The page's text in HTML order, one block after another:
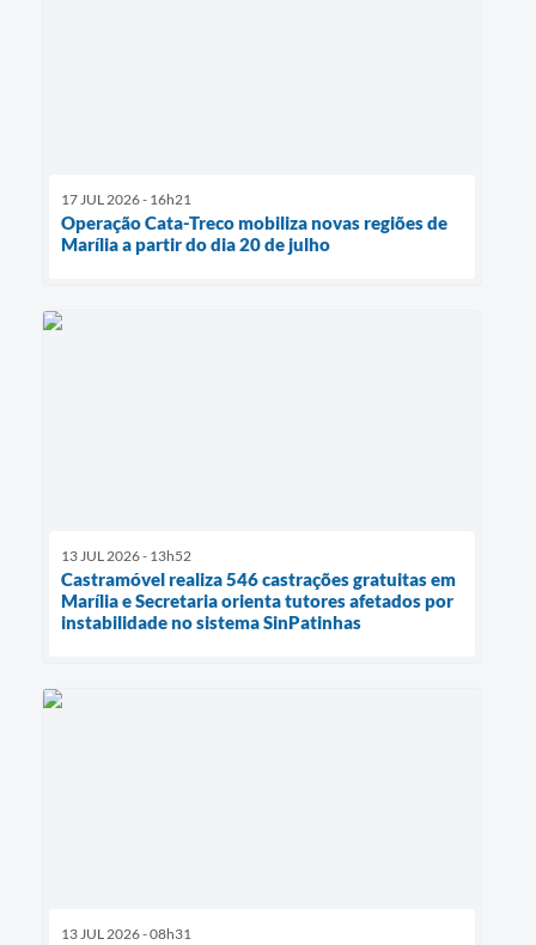
17 JUL 2026 - 16h21
Operação Cata-Treco mobiliza novas regiões de
Marília a partir do dia 20 de julho
13 JUL 2026 - 13h52
Castramóvel realiza 546 castrações gratuitas em
Marília e Secretaria orienta tutores afetados por
instabilidade no sistema SinPatinhas
13 JUL 2026 - 08h31